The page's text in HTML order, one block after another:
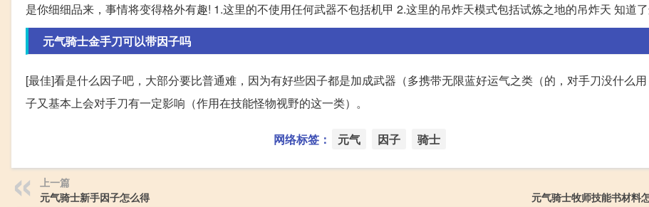
是你细细品来，事情将变得格外有趣! 1.这里的不使用任何武器不包括机甲 2.这里的吊炸天模式包括试炼之地的吊炸天 知道了
元气骑士金手刀可以带因子吗
[最佳]看是什么因子吧，大部分要比普通难，因为有好些因子都是加成武器（多携带无限蓝好运气之类（的，对手刀没什么
子又基本上会对手刀有一定影响（作用在技能怪物视野的这一类）。
网络标签： 元气 因子 骑士
上一篇
元气骑士新手因子怎么得
元气骑士牧师技能书材料